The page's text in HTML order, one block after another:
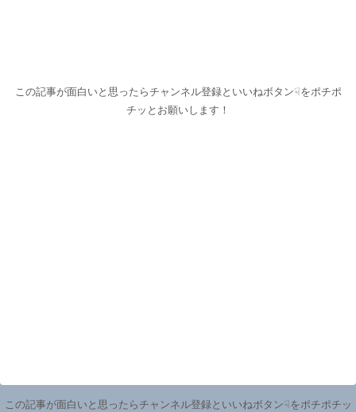
この記事が面白いと思ったらチャンネル登録といいねボタン☟をポチポ
チッとお願いします！
この記事が面白いと思ったらチャンネル登録といいねボタン☟をポチポチッ